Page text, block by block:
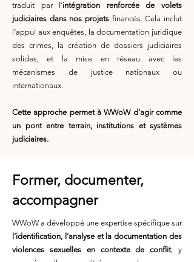
traduit par l’intégration renforcée de volets
judiciaires dans nos projets financés. Cela inclut
l’appui aux enquêtes, la documentation juridique
des crimes, la création de dossiers judiciaires
solides, et la mise en réseau avec les
mécanismes de justice nationaux ou
internationaux.
Cette approche permet à WWoW d’agir comme
un pont entre terrain, institutions et systèmes
judiciaires.
Former, documenter,
accompagner
WWoW a développé une expertise spécifique sur
l’identification, l’analyse et la documentation des
violences sexuelles en contexte de conflit, y